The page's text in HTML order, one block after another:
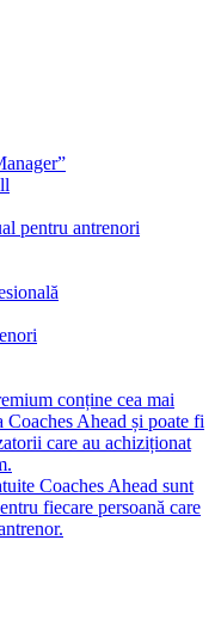
pentru antrenori
conține cea mai
Ahead și poate fi
care au achiziționat
Coaches Ahead sunt
fiecare persoană care